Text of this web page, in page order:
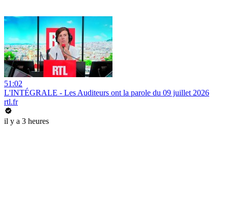
51:02
L'INTÉGRALE - Les Auditeurs ont la parole du 09 juillet 2026
rtl.fr
il y a 3 heures